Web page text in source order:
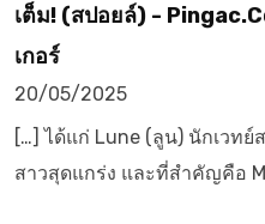
เต็ม! (สปอยล์) -
เกอร์
20/05/2025
[…] ได้แก่ Lune (ลูน) นักเวทย์
สาวสุดแกร่ง และที่สำคัญคือ